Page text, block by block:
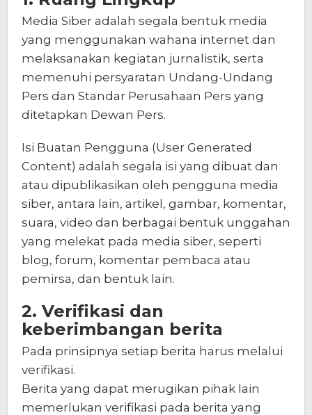
Media Siber adalah segala bentuk media
yang menggunakan wahana internet dan
melaksanakan kegiatan jurnalistik, serta
memenuhi persyaratan Undang-Undang
Pers dan Standar Perusahaan Pers yang
ditetapkan Dewan Pers.
Isi Buatan Pengguna (User Generated
Content) adalah segala isi yang dibuat dan
atau dipublikasikan oleh pengguna media
siber, antara lain, artikel, gambar, komentar,
suara, video dan berbagai bentuk unggahan
yang melekat pada media siber, seperti
blog, forum, komentar pembaca atau
pemirsa, dan bentuk lain.
2. Verifikasi dan
keberimbangan berita
Pada prinsipnya setiap berita harus melalui
verifikasi.
Berita yang dapat merugikan pihak lain
memerlukan verifikasi pada berita yang